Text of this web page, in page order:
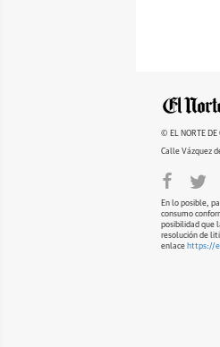
© EL NORTE DE
Calle Vázquez
En lo posible,
consumo
posibilidad que
resolución de
enlace https://